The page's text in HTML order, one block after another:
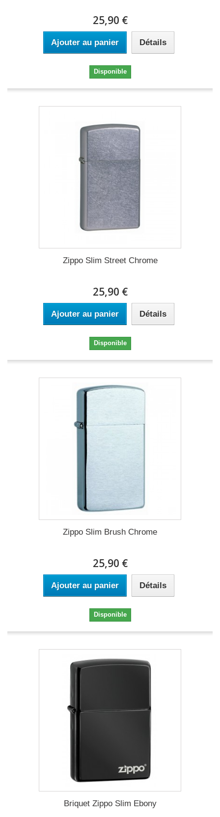
25,90 €
Ajouter au panier Détails
Disponible
Zippo Slim Street Chrome
25,90 €
Ajouter au panier Détails
Disponible
Zippo Slim Brush Chrome
25,90 €
Ajouter au panier Détails
Disponible
Briquet Zippo Slim Ebony